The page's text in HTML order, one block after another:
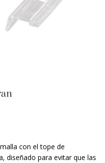
con el tope de
diseñado para evitar que las